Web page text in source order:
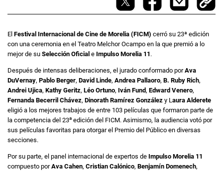
El Festival Internacional de Cine de Morelia (FICM) cerró su 23ª edición
con una ceremonia en el Teatro Melchor Ocampo en la que premió a lo
mejor de su Selección Oficial e Impulso Morelia 11 .
Después de intensas deliberaciones, el jurado conformado porAva
DuVernay, Pablo Berger, David Linde, Andrea Pallaoro, B. Ruby Rich,
Andrei Ujica, Kathy Geritz, Léo Ortuno, Iván Fund, Edward Venero,
Fernanda Becerril Chávez, Dinorath Ramírez González y Laura Alderete
eligió a los mejores trabajos de entre 103 películas que formaron parte de
la competencia del 23a edición del FICM. Asimismo, la audiencia votó por
sus películas favoritas para otorgar el Premio del Público en diversas
secciones.
Por su parte, el panel internacional de expertos de Impulso Morelia 11
compuesto porAva Cahen, Cristian Calónico, Benjamín Domenech,